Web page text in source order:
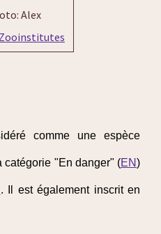
Alex
Zooinstitutes
comme une espèce
catégorie "En danger" (EN)
. Il est également inscrit en